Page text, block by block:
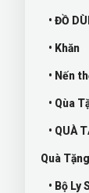
• ĐỒ
• Khăn
• Nến
• Qùa
• QUÀ
Quà
• Bộ Ly